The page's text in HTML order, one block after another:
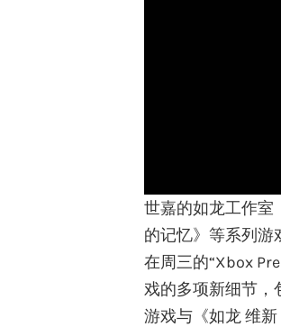
世嘉的如龙工作室
的记忆》等系列游
在周三的“Xbox
戏的多项新细节，
游戏与《如龙 维